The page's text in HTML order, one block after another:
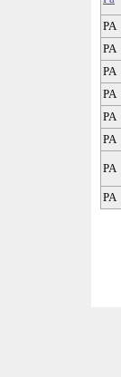
PA
PA
PA
PA
PA
PA
PA
PA